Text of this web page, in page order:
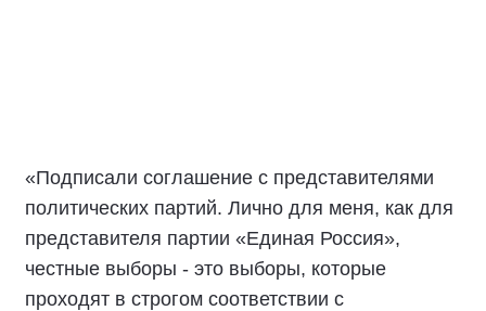
«Подписали соглашение с представителями
политических партий. Лично для меня, как для
представителя партии «Единая Россия»,
честные выборы - это выборы, которые
проходят в строгом соответствии с